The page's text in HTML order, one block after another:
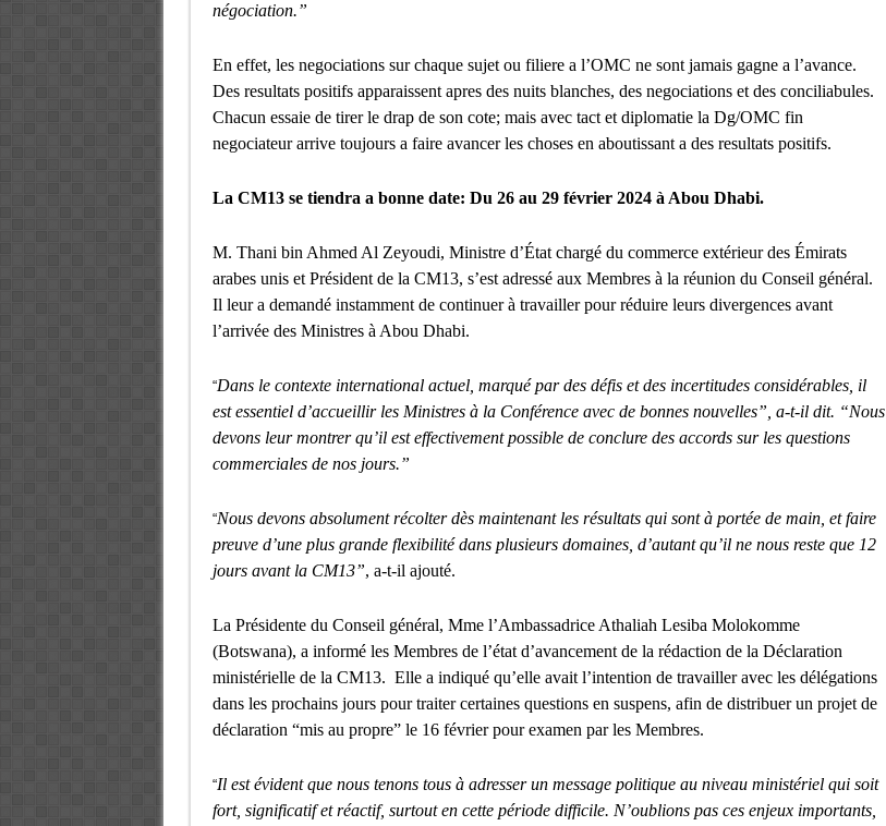
négociation.”
En effet, les negociations sur chaque sujet ou filiere a l’OMC ne sont jamais gagne a l’avance.
Des resultats positifs apparaissent apres des nuits blanches, des negociations et des conciliabules.
Chacun essaie de tirer le drap de son cote; mais avec tact et diplomatie la Dg/OMC fin
negociateur arrive toujours a faire avancer les choses en aboutissant a des resultats positifs.
La CM13 se tiendra a bonne date: Du 26 au 29 février 2024 à Abou Dhabi.
M. Thani bin Ahmed Al Zeyoudi, Ministre d’État chargé du commerce extérieur des Émirats
arabes unis et Président de la CM13, s’est adressé aux Membres à la réunion du Conseil général.
Il leur a demandé instamment de continuer à travailler pour réduire leurs divergences avant
l’arrivée des Ministres à Abou Dhabi.
“Dans le contexte international actuel, marqué par des défis et des incertitudes considérables, il
est essentiel d’accueillir les Ministres à la Conférence avec de bonnes nouvelles”, a-t-il dit. “Nous
devons leur montrer qu’il est effectivement possible de conclure des accords sur les questions
commerciales de nos jours.”
“Nous devons absolument récolter dès maintenant les résultats qui sont à portée de main, et faire
preuve d’une plus grande flexibilité dans plusieurs domaines, d’autant qu’il ne nous reste que 12
jours avant la CM13”, a-t-il ajouté.
La Présidente du Conseil général, Mme l’Ambassadrice Athaliah Lesiba Molokomme
(Botswana), a informé les Membres de l’état d’avancement de la rédaction de la Déclaration
ministérielle de la CM13. Elle a indiqué qu’elle avait l’intention de travailler avec les délégations
dans les prochains jours pour traiter certaines questions en suspens, afin de distribuer un projet de
déclaration “mis au propre” le 16 février pour examen par les Membres.
“Il est évident que nous tenons tous à adresser un message politique au niveau ministériel qui soit
fort, significatif et réactif, surtout en cette période difficile. N’oublions pas ces enjeux importants,